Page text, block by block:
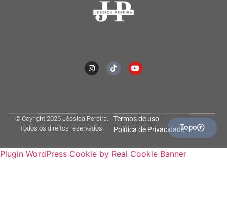
© Coyright 2026 Jéssica Pereira.
Todos os direitos reservados.
Termos de uso
Política de PrivacidadeTopo
Plugin WordPress Cookie by Real Cookie Banner